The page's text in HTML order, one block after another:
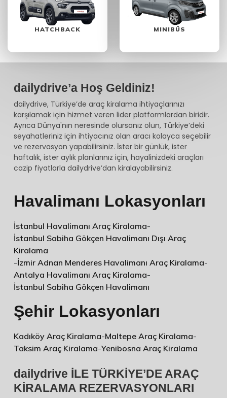
HATCHBACK MINIBÜS
dailydrive’a Hoş Geldiniz!
dailydrive, Türkiye’de araç kiralama ihtiyaçlarınızı
karşılamak için hizmet veren lider platformlardan biridir.
Ayrıca Dünya'nın neresinde olursanız olun, Türkiye’deki
seyahatleriniz için ihtiyacınız olan aracı kolayca seçebilir
ve rezervasyon yapabilirsiniz. İster bir günlük, ister
haftalık, ister aylık planlarınız için, hayalinizdeki araçları
cazip fiyatlarla dailydrive’dan kiralayabilirsiniz.
Havalimanı Lokasyonları
İstanbul Havalimanı Araç Kiralama-
İstanbul Sabiha Gökçen Havalimanı Dışı Araç
Kiralama
-İzmir Adnan Menderes Havalimanı Araç Kiralama-
Antalya Havalimanı Araç Kiralama-
İstanbul Sabiha Gökçen Havalimanı
Şehir Lokasyonları
Kadıköy Araç Kiralama-Maltepe Araç Kiralama-
Taksim Araç Kiralama-Yenibosna Araç Kiralama
dailydrive İLE TÜRKİYE’DE ARAÇ
KİRALAMA REZERVASYONLARI